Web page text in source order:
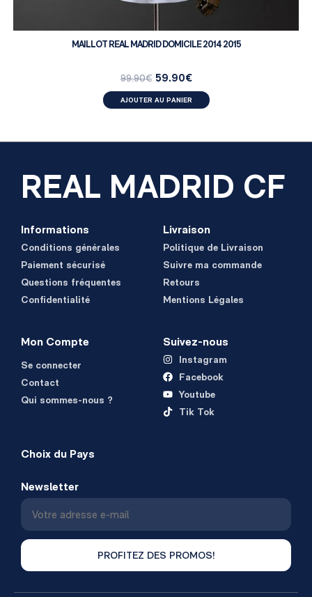
MAILLOT REAL MADRID DOMICILE 2014 2015
99.90€ 59.90€
AJOUTER AU PANIER
REAL MADRID CF
Informations
Conditions générales
Paiement sécurisé
Questions fréquentes
Confidentialité
Livraison
Politique de Livraison
Suivre ma commande
Retours
Mentions Légales
Mon Compte
Se connecter
Contact
Qui sommes-nous ?
Suivez-nous
Instagram
Facebook
Youtube
Tik Tok
Choix du Pays
Newsletter
PROFITEZ DES PROMOS!